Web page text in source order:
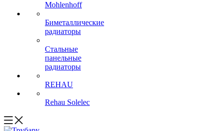
Mohlenhoff
Биметаллические
радиаторы
Стальные
панельные
радиаторы
REHAU
Rehau Solelec